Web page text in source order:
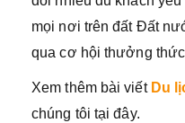
mọi nơi trên đất Đất
qua cơ hội thưởng
Xem thêm bài viết Du
chúng tôi tại đây.